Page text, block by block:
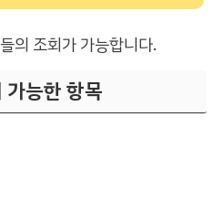
의 조회가 가능합니다.
능한 항목